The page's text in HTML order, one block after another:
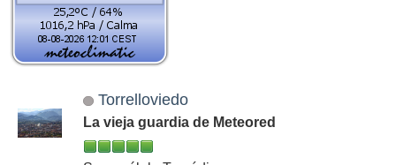
Torrelloviedo
La vieja guardia de Meteored